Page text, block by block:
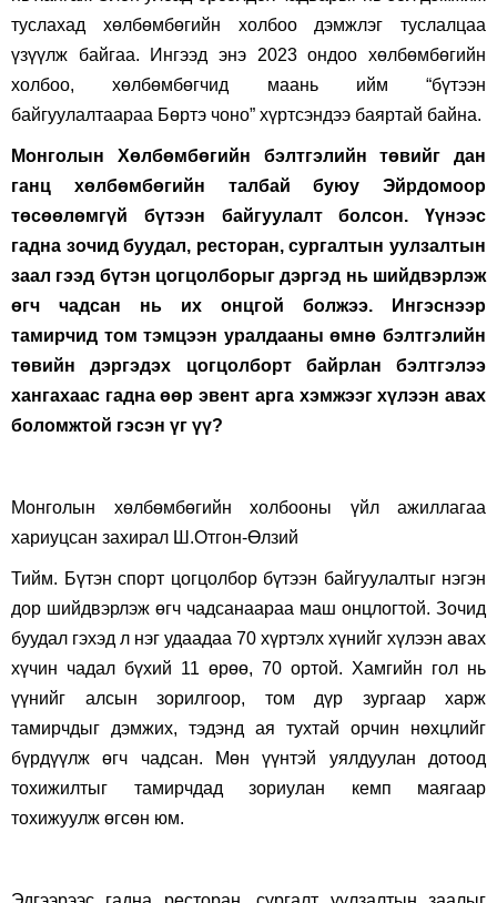
туслахад хөлбөмбөгийн холбоо дэмжлэг туслалцаа
үзүүлж байгаа. Ингээд энэ 2023 ондоо хөлбөмбөгийн
холбоо, хөлбөмбөгчид маань ийм “бүтээн
байгуулалтаараа Бөртэ чоно” хүртсэндээ баяртай байна.
Монголын Хөлбөмбөгийн бэлтгэлийн төвийг дан
ганц хөлбөмбөгийн талбай буюу Эйрдомоор
төсөөлөмгүй бүтээн байгуулалт болсон. Үүнээс
гадна зочид буудал, ресторан, сургалтын уулзалтын
заал гээд бүтэн цогцолборыг дэргэд нь шийдвэрлэж
өгч чадсан нь их онцгой болжээ. Ингэснээр
тамирчид том тэмцээн уралдааны өмнө бэлтгэлийн
төвийн дэргэдэх цогцолборт байрлан бэлтгэлээ
хангахаас гадна өөр эвент арга хэмжээг хүлээн авах
боломжтой гэсэн үг үү?
Монголын хөлбөмбөгийн холбооны үйл ажиллагаа
хариуцсан захирал Ш.Отгон-Өлзий
Тийм. Бүтэн спорт цогцолбор бүтээн байгуулалтыг нэгэн
дор шийдвэрлэж өгч чадсанаараа маш онцлогтой. Зочид
буудал гэхэд л нэг удаадаа 70 хүртэлх хүнийг хүлээн авах
хүчин чадал бүхий 11 өрөө, 70 ортой. Хамгийн гол нь
үүнийг алсын зорилгоор, том дүр зургаар харж
тамирчдыг дэмжих, тэдэнд ая тухтай орчин нөхцлийг
бүрдүүлж өгч чадсан. Мөн үүнтэй уялдуулан дотоод
тохижилтыг тамирчдад зориулан кемп маягаар
тохижуулж өгсөн юм.